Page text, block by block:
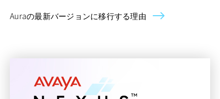
Auraの最新バージョンに移行する理由 新しいタブで開く